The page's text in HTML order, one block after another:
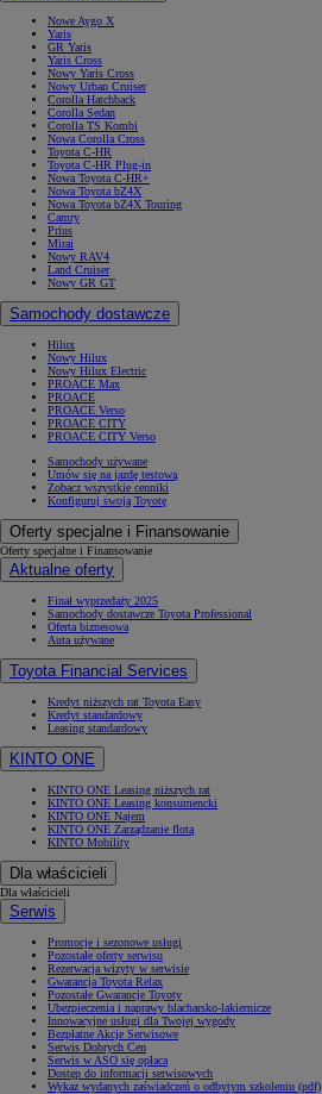
Nowe Aygo X
Yaris
GR Yaris
Yaris Cross
Nowy Yaris Cross
Nowy Urban Cruiser
Corolla Hatchback
Corolla Sedan
Corolla TS Kombi
Nowa Corolla Cross
Toyota C-HR
Toyota C-HR Plug-in
Nowa Toyota C-HR+
Nowa Toyota bZ4X
Nowa Toyota bZ4X Touring
Camry
Prius
Mirai
Nowy RAV4
Land Cruiser
Nowy GR GT
Samochody dostawcze
Hilux
Nowy Hilux
Nowy Hilux Electric
PROACE Max
PROACE
PROACE Verso
PROACE CITY
PROACE CITY Verso
Samochody używane
Umów się na jazdę testową
Zobacz wszystkie cenniki
Konfiguruj swoją Toyotę
Oferty specjalne i Finansowanie
Oferty specjalne i Finansowanie
Aktualne oferty
Finał wyprzedaży 2025
Samochody dostawcze Toyota Professional
Oferta biznesowa
Auta używane
Toyota Financial Services
Kredyt niższych rat Toyota Easy
Kredyt standardowy
Leasing standardowy
KINTO ONE
KINTO ONE Leasing niższych rat
KINTO ONE Leasing konsumencki
KINTO ONE Najem
KINTO ONE Zarządzanie flotą
KINTO Mobility
Dla właścicieli
Dla właścicieli
Serwis
Promocje i sezonowe usługi
Pozostałe oferty serwisu
Rezerwacja wizyty w serwisie
Gwarancja Toyota Relax
Pozostałe Gwarancje Toyoty
Ubezpieczenia i naprawy blacharsko-lakiernicze
Innowacyjne usługi dla Twojej wygody
Bezpłatne Akcje Serwisowe
Serwis Dobrych Cen
Serwis w ASO się opłaca
Dostęp do informacji serwisowych
Wykaz wydanych zaświadczeń o odbytym szkoleniu (pdf)